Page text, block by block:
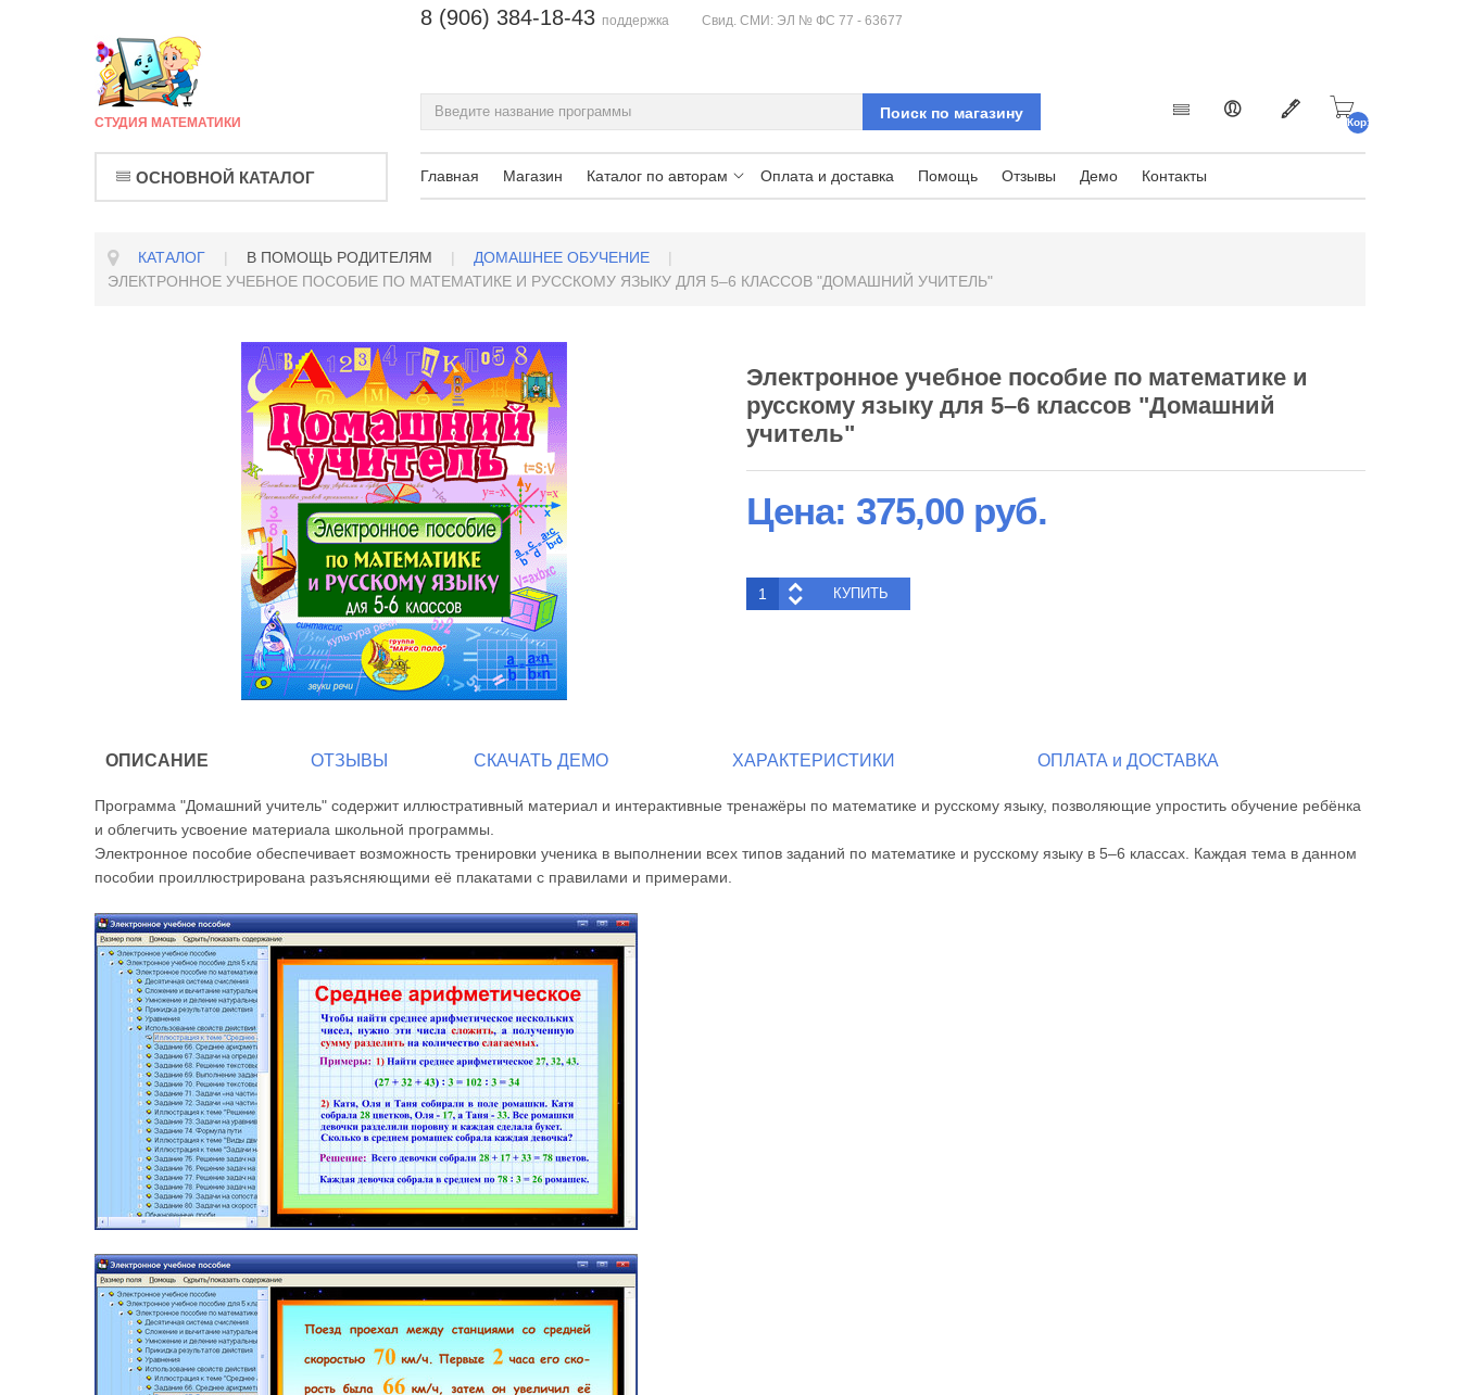
СТУДИЯ МАТЕМАТИКИ
8 (906) 384-18-43 поддержка Свид. СМИ: ЭЛ № ФС 77 - 63677
Корзина
ОСНОВНОЙ КАТАЛОГ Главная Магазин Каталог по авторам Оплата и доставка Помощь Отзывы Демо Контакты
КАТАЛОГ | В ПОМОЩЬ РОДИТЕЛЯМ | ДОМАШНЕЕ ОБУЧЕНИЕ
|
ЭЛЕКТРОННОЕ УЧЕБНОЕ ПОСОБИЕ ПО МАТЕМАТИКЕ И РУССКОМУ ЯЗЫКУ ДЛЯ 5–6 КЛАССОВ "ДОМАШНИЙ УЧИТЕЛЬ"
Электронное учебное пособие по математике и
русскому языку для 5–6 классов "Домашний
учитель"
Цена: 375,00 руб.
ОПИСАНИЕ ОТЗЫВЫ СКАЧАТЬ ДЕМО ХАРАКТЕРИСТИКИ ОПЛАТА и ДОСТАВКА
Программа "Домашний учитель" содержит иллюстративный материал и интерактивные тренажёры по математике и русскому языку, позволяющие упростить обучение ребёнка
и облегчить усвоение материала школьной программы.
Электронное пособие обеспечивает возможность тренировки ученика в выполнении всех типов заданий по математике и русскому языку в 5–6 классах. Каждая тема в данном
пособии проиллюстрирована разъясняющими её плакатами с правилами и примерами.